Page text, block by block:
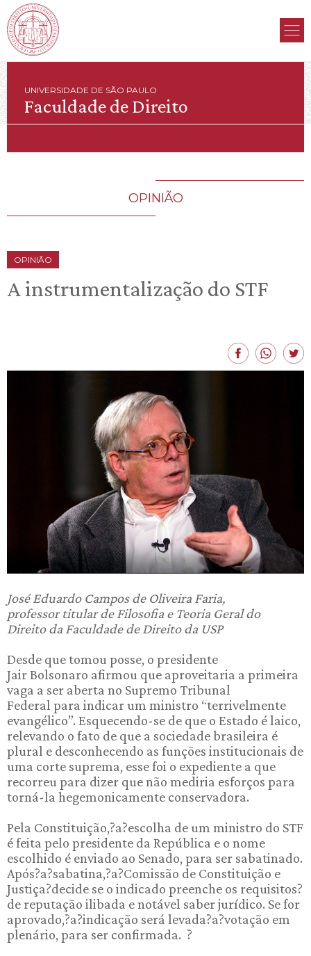
UNIVERSIDADE DE SÃO PAULO
Faculdade de Direito
OPINIÃO
OPINIÃO
A instrumentalização do STF
JoséEduardoCampos de Oliveira Faria,
professor titular de Filosofia e Teoria Geral do
Direito da Faculdade de Direito da USP
Desde que tomou posse, o presidente
Jair Bolsonaro afirmou que aproveitaria a primeira
vaga a ser aberta no Supremo Tribunal
Federal para indicar um ministro “terrivelmente
evangélico”. Esquecendo-se de que o Estado é laico,
relevando o fato de que a sociedade brasileira é
plural e desconhecendo as funções institucionais de
uma corte suprema, esse foi o expediente a que
recorreu para dizer que não mediria esforços para
torná-la hegemonicamente conservadora.
Pela Constituição,?a?escolha de um ministro do STF
é feita pelo presidente da República e o nome
escolhido é enviado ao Senado, para ser sabatinado.
Após?a?sabatina,?a?Comissão de Constituição e
Justiça?decide se o indicado preenche os requisitos?
de reputação ilibada e notável saber jurídico. Se for
aprovado,?a?indicação será levada?a?votação em
plenário, para ser confirmada. ?